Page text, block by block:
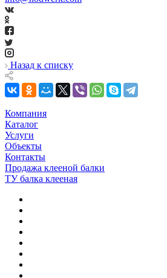
Назад к списку
Компания
Каталог
Услуги
Объекты
Контакты
Продажа клееной балки
ТУ балка клееная